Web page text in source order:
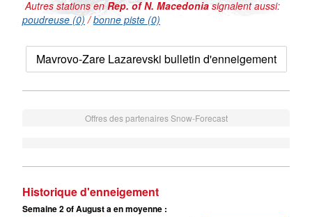
Autres stations enRep. of N. Macedonia signalent aussi:
poudreuse (0) /bonne piste (0)
Mavrovo-Zare Lazarevski bulletin d'enneigement
Offres des partenaires Snow-Forecast
Historique d'enneigement
Semaine 2 of August a en moyenne :